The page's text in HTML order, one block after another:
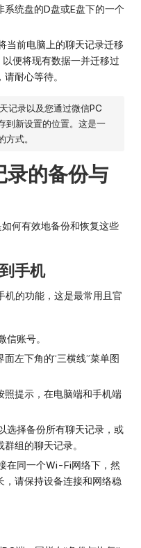
统盘的D盘或E盘下的一个
当前电脑上的聊天记录迁移
便将现有数据一并迁移过
耐心等待。
记录以及您通过微信PC
到新设置的位置。这是一
式。
录的备份与
何有效地备份和恢复这些
手机
机的功能，这是最常用且官
信账号。
面左下角的“三横线”菜单图
照提示，在电脑端和手机端
选择备份所有聊天记录，或
组的聊天记录。
在同一个Wi-Fi网络下，然
，请保持设备连接和网络稳